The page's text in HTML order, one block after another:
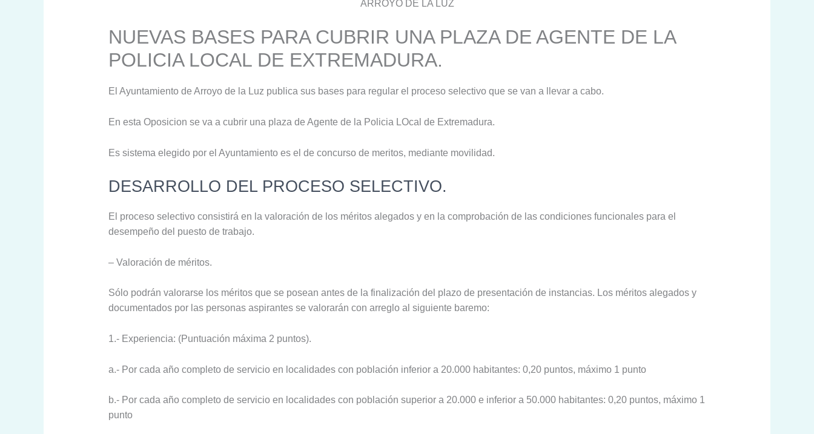
ARROYO DE LA LUZ
NUEVAS BASES PARA CUBRIR UNA PLAZA DE AGENTE DE LA
POLICIA LOCAL DE EXTREMADURA.
El Ayuntamiento de Arroyo de la Luz publica sus bases para regular el proceso selectivo que se van a llevar a cabo.
En esta Oposicion se va a cubrir una plaza de Agente de la Policia LOcal de Extremadura.
Es sistema elegido por el Ayuntamiento es el de concurso de meritos, mediante movilidad.
DESARROLLO DEL PROCESO SELECTIVO.
El proceso selectivo consistirá en la valoración de los méritos alegados y en la comprobación de las condiciones funcionales para el
desempeño del puesto de trabajo.
– Valoración de méritos.
Sólo podrán valorarse los méritos que se posean antes de la finalización del plazo de presentación de instancias. Los méritos alegados y
documentados por las personas aspirantes se valorarán con arreglo al siguiente baremo:
1.- Experiencia: (Puntuación máxima 2 puntos).
a.- Por cada año completo de servicio en localidades con población inferior a 20.000 habitantes: 0,20 puntos, máximo 1 punto
b.- Por cada año completo de servicio en localidades con población superior a 20.000 e inferior a 50.000 habitantes: 0,20 puntos, máximo 1
punto